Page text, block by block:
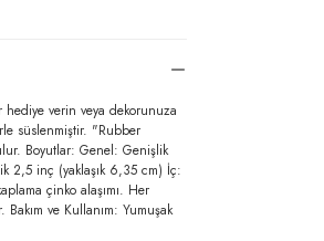
verin veya dekorunuza
süslenmiştir. "Rubber
Boyutlar: Genel: Genişlik
2,5 inç (yaklaşık 6,35 cm) İç:
çinko alaşımı. Her
ve Kullanım: Yumuşak